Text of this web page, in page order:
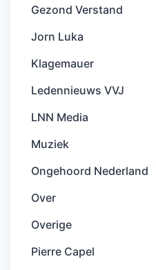
Gezond Verstand
Jorn Luka
Klagemauer
Ledennieuws VVJ
LNN Media
Muziek
Ongehoord Nederland
Over
Overige
Pierre Capel